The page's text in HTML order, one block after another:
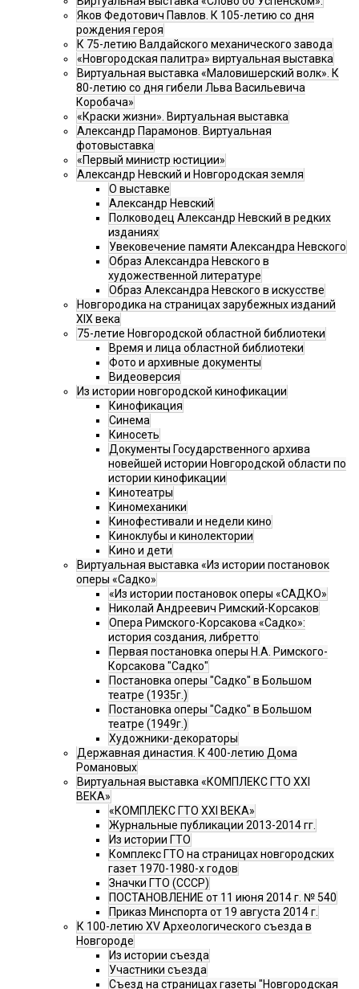
Яков Федотович Павлов. К 105-летию со дня
рождения героя
К 75-летию Валдайского механического завода
«Новгородская палитра» виртуальная выставка
Виртуальная выставка «Маловишерский волк». К
80-летию со дня гибели Льва Васильевича
Коробача»
«Краски жизни». Виртуальная выставка
Александр Парамонов. Виртуальная
фотовыставка
«Первый министр юстиции»
Александр Невский и Новгородская земля
О выставке
Александр Невский
Полководец Александр Невский в редких
изданиях
Увековечение памяти Александра Невского
Образ Александра Невского в
художественной литературе
Образ Александра Невского в искусстве
Новгородика на страницах зарубежных изданий
XIX века
75-летие Новгородской областной библиотеки
Время и лица областной библиотеки
Фото и архивные документы
Видеоверсия
Из истории новгородской кинофикации
Кинофикация
Синема
Киносеть
Документы Государственного архива
новейшей истории Новгородской области по
истории кинофикации
Кинотеатры
Киномеханики
Кинофестивали и недели кино
Киноклубы и кинолектории
Кино и дети
Виртуальная выставка «Из истории постановок
оперы «Садко»
«Из истории постановок оперы «САДКО»
Николай Андреевич Римский-Корсаков
Опера Римского-Корсакова «Садко»:
история создания, либретто
Первая постановка оперы Н.А. Римского-
Корсакова "Садко"
Постановка оперы "Садко" в Большом
театре (1935г.)
Постановка оперы "Садко" в Большом
театре (1949г.)
Художники-декораторы
Державная династия. К 400-летию Дома
Романовых
Виртуальная выставка «КОМПЛЕКС ГТО XXI
ВЕКА»
«КОМПЛЕКС ГТО XXI ВЕКА»
Журнальные публикации 2013-2014 гг.
Из истории ГТО
Комплекс ГТО на страницах новгородских
газет 1970-1980-х годов
Значки ГТО (СССР)
ПОСТАНОВЛЕНИЕ от 11 июня 2014 г. № 540
Приказ Минспорта от 19 августа 2014 г.
К 100-летию XV Археологического съезда в
Новгороде
Из истории съезда
Участники съезда
Cъезд на страницах газеты "Новгородская